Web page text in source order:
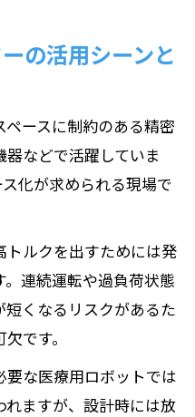
の活用シーンと
ースに制約のある精密
などで活躍していま
化が求められる現場で
トルクを出すためには発
連続運転や過負荷状態
くなるリスクがあるた
です。
な医療用ロボットでは
ますが、設計時には放